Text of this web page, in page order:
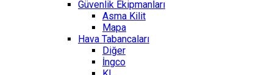
Güvenlik Ekipmanları
Asma Kilit
Mapa
Hava Tabancaları
Diğer
İngco